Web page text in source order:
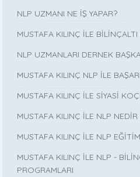
NLP UZMANI NE İŞ YAPAR?
MUSTAFA KILINÇ İLE
NLP UZMANLARI DERNEK
MUSTAFA KILINÇ NLP İLE
MUSTAFA KILINÇ İLE SİYASİ
MUSTAFA KILINÇ İLE NLP NEDİR
MUSTAFA KILINÇ İLE NLP
MUSTAFA KILINÇ İLE NLP -
PROGRAMLARI